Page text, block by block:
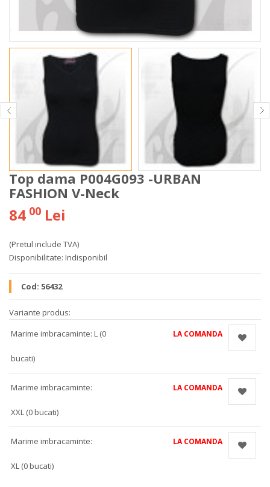
Top dama P004G093 -URBAN
FASHION V-Neck
84 00 Lei
(Pretul include TVA)
Disponibilitate: Indisponibil
Cod: 56432
Variante produs:
Marime imbracaminte: L (0
bucati)
LA COMANDA
Marime imbracaminte:
XXL (0 bucati)
LA COMANDA
Marime imbracaminte:
XL (0 bucati)
LA COMANDA